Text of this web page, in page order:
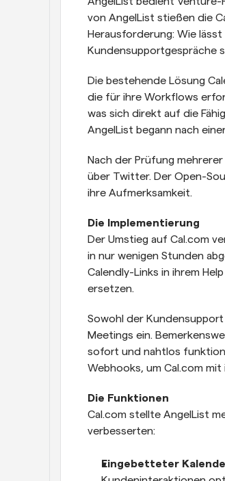
von AngelList stießen die
Herausforderung: Wie
Kundensupportgespräche
Die bestehende Lösung
die für ihre Workflows
was sich direkt auf die
AngelList begann nach
Nach der Prüfung
über Twitter. Der Open-
ihre Aufmerksamkeit.
Die Implementierung
Der Umstieg auf Cal.com
in nur wenigen Stunden
Calendly-Links in ihrem
ersetzen.
Sowohl der
Meetings ein.
sofort und nahtlos
Webhooks, um Cal.com
Die Funktionen
Cal.com stellte AngelList
verbesserten:
Eingebetteter